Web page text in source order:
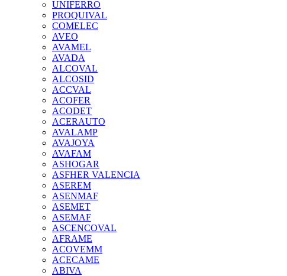
UNIFERRO
PROQUIVAL
COMELEC
AVEO
AVAMEL
AVADA
ALCOVAL
ALCOSID
ACCVAL
ACOFER
ACODET
ACERAUTO
AVALAMP
AVAJOYA
AVAFAM
ASHOGAR
ASFHER VALENCIA
ASEREM
ASENMAF
ASEMET
ASEMAF
ASCENCOVAL
AFRAME
ACOVEMM
ACECAME
ABIVA